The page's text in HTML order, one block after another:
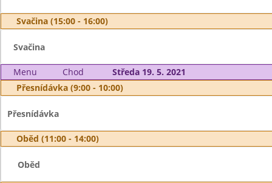
Svačina (15:00 - 16:00)
Svačina
Menu Chod
Středa 19. 5. 2021
Přesnídávka (9:00 - 10:00)
Přesnídávka
Oběd (11:00 - 14:00)
Oběd